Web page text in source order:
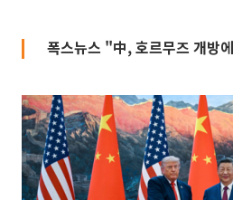
폭스뉴스 "中, 호르무즈 개방